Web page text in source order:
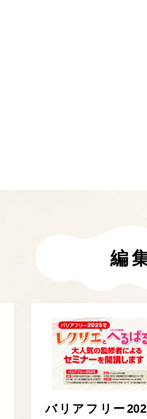
編
バリアフリー